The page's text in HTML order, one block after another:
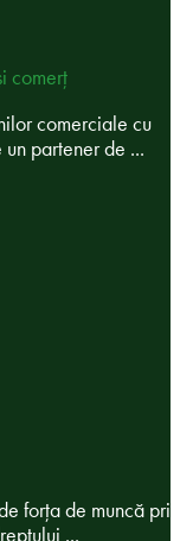
comerț
comerciale cu
partener de ...
forța de muncă prin
...